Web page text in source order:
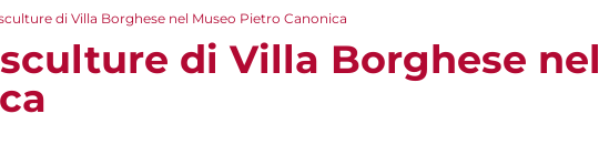
di Villa Borghese nel Museo Pietro Canonica
di Villa Borghese nel